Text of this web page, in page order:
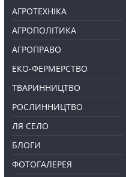
АГРОТЕХНІКА
АГРОПОЛІТИКА
АГРОПРАВО
ЕКО-ФЕРМЕРСТВО
ТВАРИННИЦТВО
РОСЛИННИЦТВО
ЛЯ СЕЛО
БЛОГИ
ФОТОГАЛЕРЕЯ